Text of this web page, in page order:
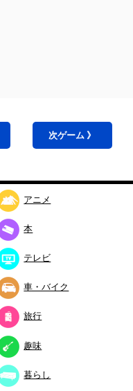
次ゲーム 》
アニメ
本
テレビ
車・バイク
旅行
趣味
暮らし